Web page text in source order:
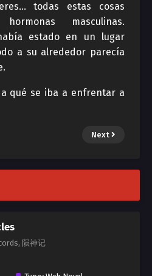
todas estas cosas
masculinas.
estado en un lugar
a su alrededor parecía
qué se iba a enfrentar a
Next
陨神记